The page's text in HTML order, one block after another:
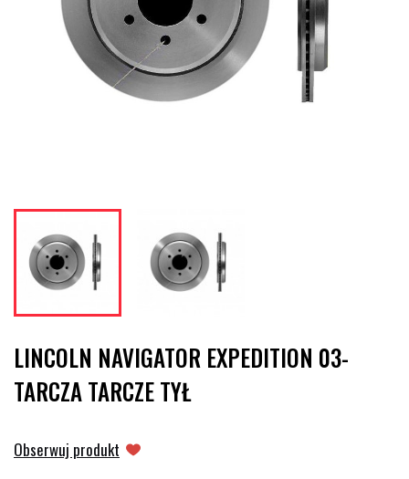
LINCOLN NAVIGATOR EXPEDITION 03-
TARCZA TARCZE TYŁ
Obserwuj produkt